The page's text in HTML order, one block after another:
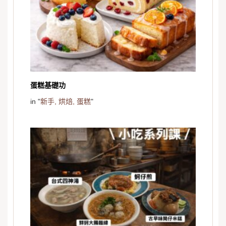
蛋糕基礎功
in "新手, 烘焙, 蛋糕"